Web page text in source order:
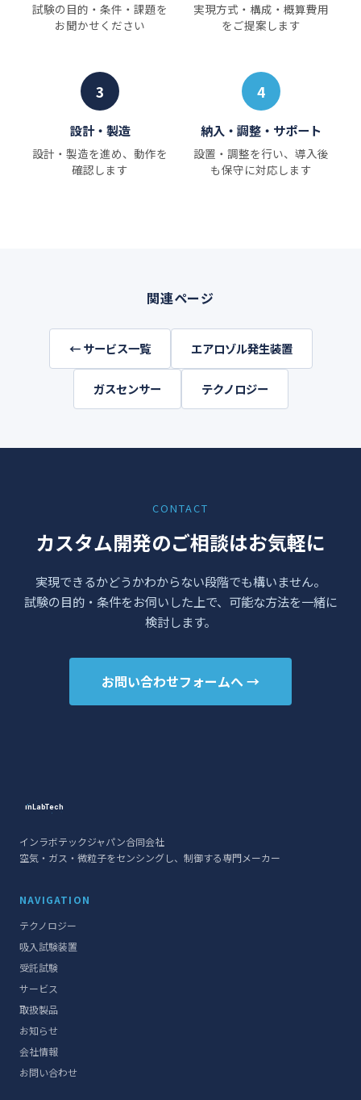
試験の目的・条件・課題を
お聞かせください
実現方式・構成・概算費用
をご提案します
3
設計・製造
設計・製造を進め、動作を
確認します
4
納入・調整・サポート
設置・調整を行い、導入後
も保守に対応します
関連ページ
← サービス一覧 エアロゾル発生装置
ガスセンサー テクノロジー
CONTACT
カスタム開発のご相談はお気軽に
実現できるかどうかわからない段階でも構いません。
試験の目的・条件をお伺いした上で、可能な方法を一緒に
検討します。
お問い合わせフォームへ →
ınLabTech
ınLabTech
インラボテックジャパン合同会社
空気・ガス・微粒子をセンシングし、制御する専門メーカー
NAVIGATION
テクノロジー
吸入試験装置
受託試験
サービス
取扱製品
お知らせ
会社情報
お問い合わせ